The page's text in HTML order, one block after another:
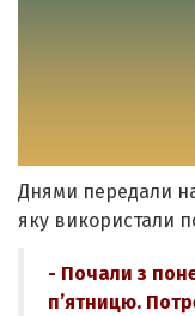
Днями передали
яку використали
- Почали з
п’ятницю.